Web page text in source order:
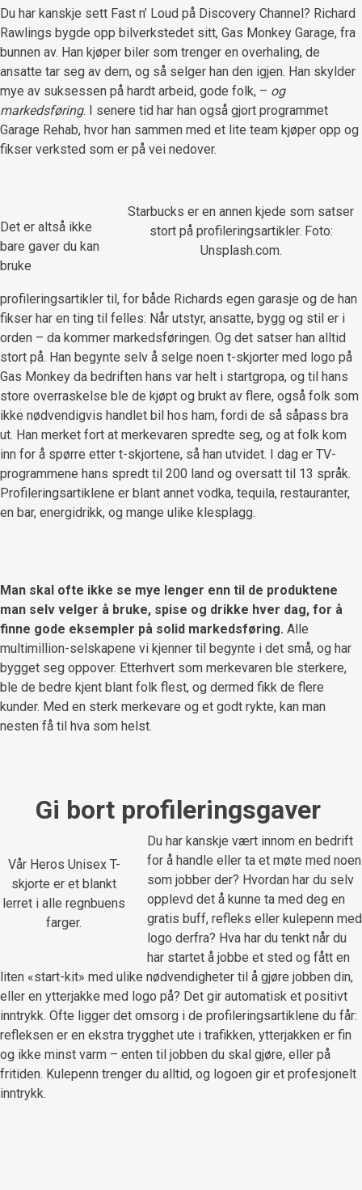
Du har kanskje sett Fast n’ Loud på Discovery Channel? Richard
Rawlings bygde opp bilverkstedet sitt, Gas Monkey Garage, fra
bunnen av. Han kjøper biler som trenger en overhaling, de
ansatte tar seg av dem, og så selger han den igjen. Han skylder
mye av suksessen på hardt arbeid, gode folk, – og
markedsføring. I senere tid har han også gjort programmet
Garage Rehab, hvor han sammen med et lite team kjøper opp og
fikser verksted som er på vei nedover.
Starbucks er en annen kjede som satser
stort på profileringsartikler. Foto:
Unsplash.com.
Det er altså ikke
bare gaver du kan
bruke
profileringsartikler til, for både Richards egen garasje og de han
fikser har en ting til felles: Når utstyr, ansatte, bygg og stil er i
orden – da kommer markedsføringen. Og det satser han alltid
stort på. Han begynte selv å selge noen t-skjorter med logo på
Gas Monkey da bedriften hans var helt i startgropa, og til hans
store overraskelse ble de kjøpt og brukt av flere, også folk som
ikke nødvendigvis handlet bil hos ham, fordi de så såpass bra
ut. Han merket fort at merkevaren spredte seg, og at folk kom
inn for å spørre etter t-skjortene, så han utvidet. I dag er TV-
programmene hans spredt til 200 land og oversatt til 13 språk.
Profileringsartiklene er blant annet vodka, tequila, restauranter,
en bar, energidrikk, og mange ulike klesplagg.
Man skal ofte ikke se mye lenger enn til de produktene
man selv velger å bruke, spise og drikke hver dag, for å
finne gode eksempler på solid markedsføring. Alle
multimillion-selskapene vi kjenner til begynte i det små, og har
bygget seg oppover. Etterhvert som merkevaren ble sterkere,
ble de bedre kjent blant folk flest, og dermed fikk de flere
kunder. Med en sterk merkevare og et godt rykte, kan man
nesten få til hva som helst.
Gi bort profileringsgaver
Vår Heros Unisex T-
skjorte er et blankt
lerret i alle regnbuens
farger.
Du har kanskje vært innom en bedrift
for å handle eller ta et møte med noen
som jobber der? Hvordan har du selv
opplevd det å kunne ta med deg en
gratis buff, refleks eller kulepenn med
logo derfra? Hva har du tenkt når du
har startet å jobbe et sted og fått en
liten «start-kit» med ulike nødvendigheter til å gjøre jobben din,
eller en ytterjakke med logo på? Det gir automatisk et positivt
inntrykk. Ofte ligger det omsorg i de profileringsartiklene du får:
refleksen er en ekstra trygghet ute i trafikken, ytterjakken er fin
og ikke minst varm – enten til jobben du skal gjøre, eller på
fritiden. Kulepenn trenger du alltid, og logoen gir et profesjonelt
inntrykk.